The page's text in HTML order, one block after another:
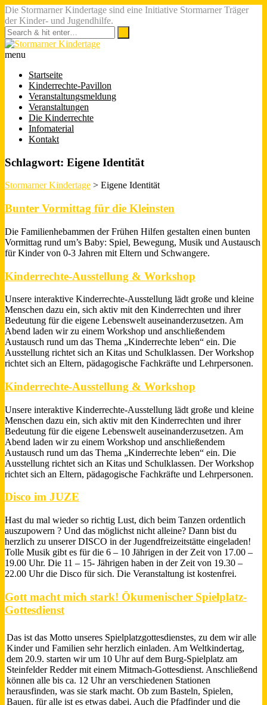
Die Stormarner Kindertage sind eine Initiative Stormarner Träger
der Kinder- und Jugendhilfe.
menu
Startseite
Kinderrechte-Pavillon
Veranstaltungsmeldung
Veranstaltungen
Die Kinderrechte
Infomaterial
Kontakt
Schlagwort: Eigene Identität
Stormarner Kindertage > Eigene Identität
Bunter Vormittag für die Kleinsten
Die Familienhebammen der Frühen Hilfen gestalten einen bunten
Vormittag rund um’s Baby: Spiel, Bewegung, Musik und Austausch
für Kinder von 0-3 Jahren mit Eltern und Schwangere.
Kinderrechte-Ausstellung & Workshop
Unsere interaktive Kinderrechte-Ausstellung lädt große und kleine
Menschen dazu ein, sich aktiv mit den Kinderrechten und ihrer
Bedeutung für die eigene Lebenswelt auseinanderzusetzen. Am
Abend laden wir zu einem Workshop und anschließendem
Austausch rund um das Thema „Kinderrechte leben“ ein. Die
Ausstellung richtet sich an Kitas und Schulklassen. Der Workshop
richtet sich an Eltern, pädagogische Fachkräfte und Lehrpersonen.
Kinderrechte-Ausstellung & Workshop
Unsere interaktive Kinderrechte-Ausstellung lädt große und kleine
Menschen dazu ein, sich aktiv mit den Kinderrechten und ihrer
Bedeutung für die eigene Lebenswelt auseinanderzusetzen. Am
Abend laden wir zu einem Workshop und anschließendem
Austausch rund um das Thema „Kinderrechte leben“ ein. Die
Ausstellung richtet sich an Kitas und Schulklassen. Der Workshop
richtet sich an Eltern, pädagogische Fachkräfte und Lehrpersonen.
Disco im JUZE
Hast du mal wieder so richtig Lust, dich beim Tanzen ordentlich
auszupowern ? Und das möglichst nicht alleine? Dann bist du
herzlich zu unserer DISCO in der Jugendfreizeitstätte eingeladen!
Tolle Musik gibt es für die 6 – 10 Jährigen in der Zeit von 17.00 –
19.00 Uhr. Die 11 – 15- Jährigen haben in der Zeit von 19.30 –
22.00 Uhr die Disco für sich. Die Veranstaltung ist kostenfrei.
Gott macht mich stark! Ökumenischer Spielplatz-
Gottesdienst
Das ist das Motto unseres Spielplatzgottesdienstes, zu dem wir alle
Kinder und Familien sehr herzlich einladen. Am Weltkindertag,
dem 20.9. starten wir um 10 Uhr auf dem Burg-Spielplatz am
Steinfelder Redder mit einem Mitmach-Gottesdienst. Anschließend
können alle bis ca. 12 Uhr an verschiedenen Stationen
herausfinden, was sie stark macht. Ob zum Basteln, Spielen,
Bauen, für alle ist es etwas dabei. Auch die Pfadfinder und die